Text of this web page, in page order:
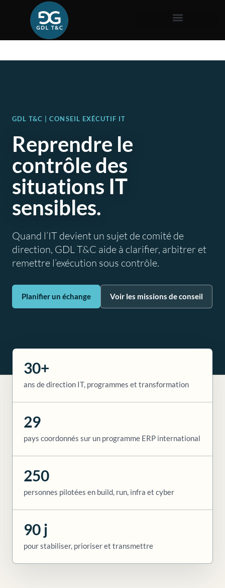
GDL T&C | CONSEIL EXÉCUTIF IT
Reprendre le
contrôle des
situations IT
sensibles.
Quand l’IT devient un sujet de comité de
direction, GDL T&C aide à clarifier, arbitrer et
remettre l’exécution sous contrôle.
Planifier un échange Voir les missions de conseil
30+
ans de direction IT, programmes et transformation
29
pays coordonnés sur un programme ERP international
250
personnes pilotées en build, run, infra et cyber
90 j
pour stabiliser, prioriser et transmettre